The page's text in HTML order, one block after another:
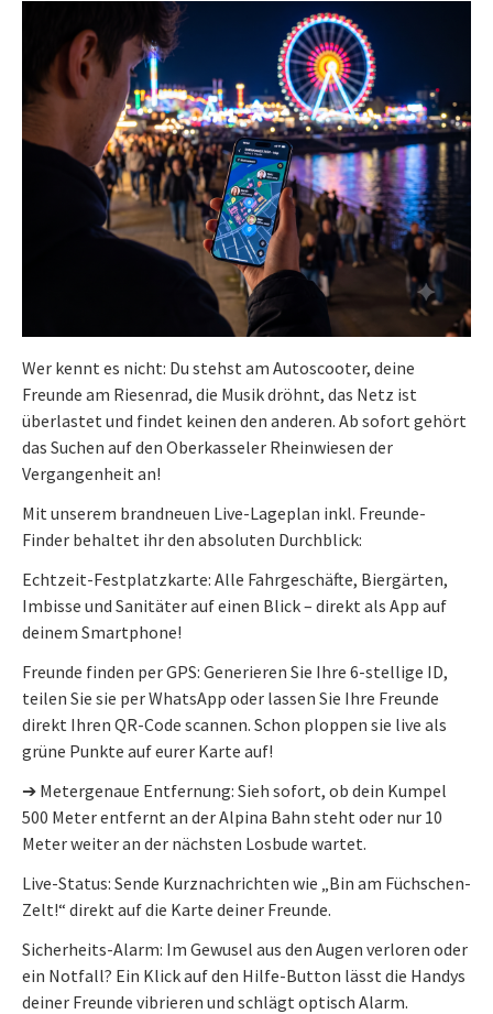
Wer kennt es nicht: Du stehst am Autoscooter, deine
Freunde am Riesenrad, die Musik dröhnt, das Netz ist
überlastet und findet keinen den anderen. Ab sofort gehört
das Suchen auf den Oberkasseler Rheinwiesen der
Vergangenheit an!
Mit unserem brandneuen Live-Lageplan inkl. Freunde-
Finder behaltet ihr den absoluten Durchblick:
Echtzeit-Festplatzkarte: Alle Fahrgeschäfte, Biergärten,
Imbisse und Sanitäter auf einen Blick – direkt als App auf
deinem Smartphone!
Freunde finden per GPS: Generieren Sie Ihre 6-stellige ID,
teilen Sie sie per WhatsApp oder lassen Sie Ihre Freunde
direkt Ihren QR-Code scannen. Schon ploppen sie live als
grüne Punkte auf eurer Karte auf!
➔ Metergenaue Entfernung: Sieh sofort, ob dein Kumpel
500 Meter entfernt an der Alpina Bahn steht oder nur 10
Meter weiter an der nächsten Losbude wartet.
Live-Status: Sende Kurznachrichten wie „Bin am Füchschen-
Zelt!“ direkt auf die Karte deiner Freunde.
Sicherheits-Alarm: Im Gewusel aus den Augen verloren oder
ein Notfall? Ein Klick auf den Hilfe-Button lässt die Handys
deiner Freunde vibrieren und schlägt optisch Alarm.